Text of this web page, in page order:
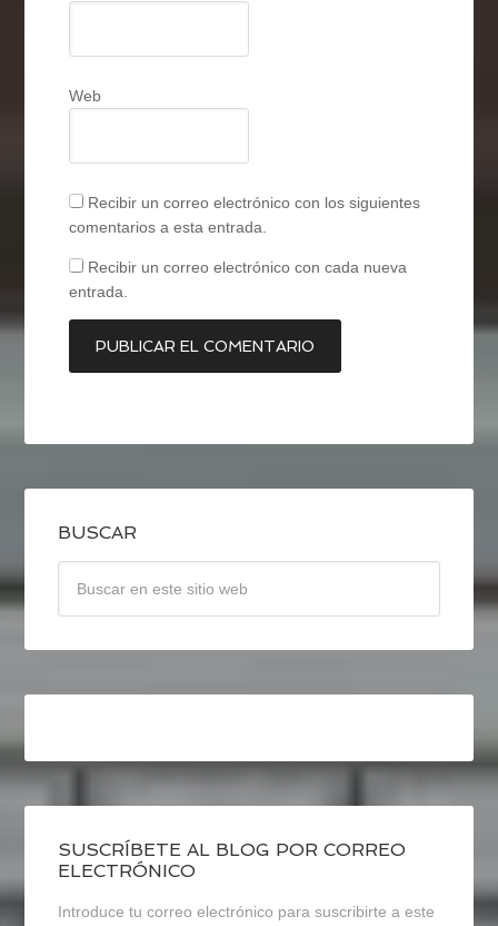
Web
Recibir un correo electrónico con los siguientes
comentarios a esta entrada.
Recibir un correo electrónico con cada nueva
entrada.
BUSCAR
SUSCRÍBETE AL BLOG POR CORREO
ELECTRÓNICO
Introduce tu correo electrónico para suscribirte a este